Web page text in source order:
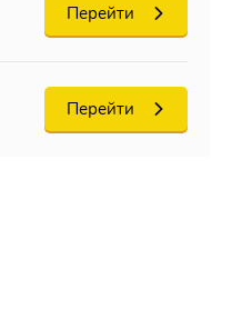
Перейти
Перейти